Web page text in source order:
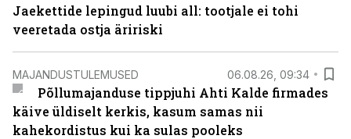
Jaekettide lepingud luubi all: tootjale ei tohi
veeretada ostja äririski
MAJANDUSTULEMUSED 06.08.26, 09:34
Põllumajanduse tippjuhi Ahti Kalde firmades
käive üldiselt kerkis, kasum samas nii
kahekordistus kui ka sulas pooleks